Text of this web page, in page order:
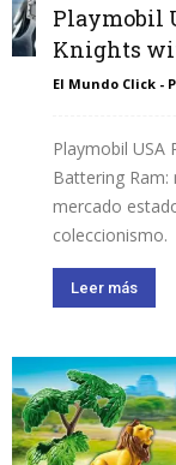
Playmobil
Knights
El Mundo Click -
Playmobil USA
Battering Ram:
mercado
coleccionismo.
Leer más